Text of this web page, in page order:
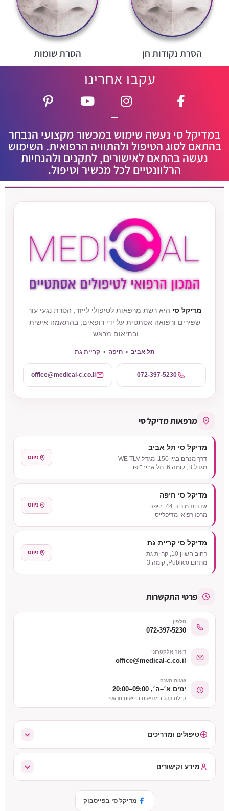
הסרת נקודות חן הסרת שומות
עקבו אחרינו
במדיקל סי נעשה שימוש במכשור מקצועי הנבחר
בהתאם לסוג הטיפול ולהתוויה הרפואית. השימוש
נעשה בהתאם לאישורים, לתקנים ולהנחיות
הרלוונטיים לכל מכשיר וטיפול.
מדיקל סי היא רשת מרפאות לטיפולי לייזר, הסרת נגעי עור
שפירים ורפואה אסתטית על ידי רופאים, בהתאמה אישית
ובתיאום מראש.
תל אביב • חיפה • קריית גת
072-397-5230
office@medical-c.co.il
מרפאות מדיקל סי
מדיקל סי תל אביב
דרך מנחם בגין 150, מגדל WE TLV
מגדל B, קומה 6, תל אביב־יפו
ניווט
מדיקל סי חיפה
שדרות מוריה 44, חיפה
מרכז רפואי מדיפלייס
ניווט
מדיקל סי קריית גת
רחוב חשוון 10, קריית גת
מתחם Publico, קומה 3
ניווט
פרטי התקשרות
טלפון
072-397-5230
דואר אלקטרוני
office@medical-c.co.il
שעות מענה
ימים א׳–ה׳, 09:00–20:00
קבלת קהל במרפאות בתיאום מראש
טיפולים ומדריכים
מידע וקישורים
מדיקל סי בפייסבוק